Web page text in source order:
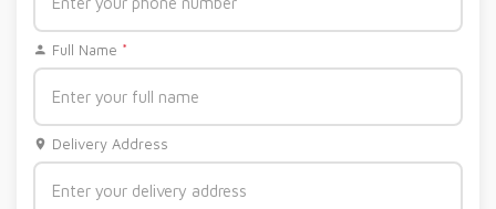
Full Name *
Delivery Address